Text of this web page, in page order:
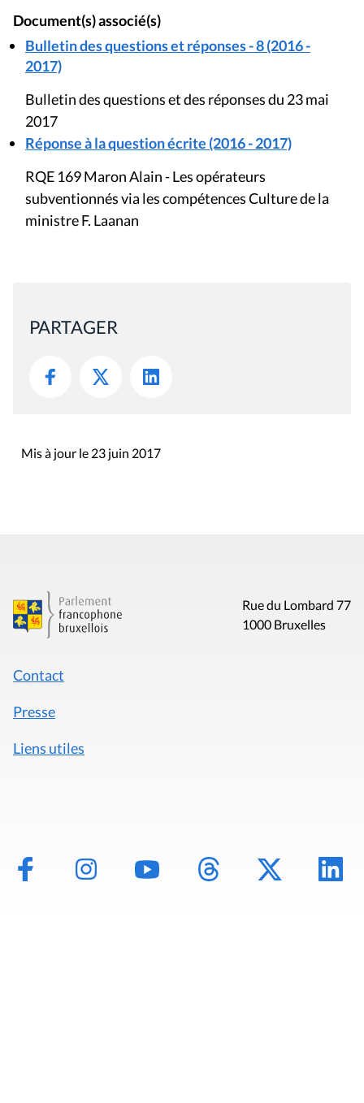
Document(s) associé(s)
Bulletin des questions et réponses - 8 (2016 -
2017)
Bulletin des questions et des réponses du 23 mai
2017
Réponse à la question écrite (2016 - 2017)
RQE 169 Maron Alain - Les opérateurs
subventionnés via les compétences Culture de la
ministre F. Laanan
PARTAGER
Mis à jour le 23 juin 2017
Rue du Lombard 77
1000 Bruxelles
Contact
Presse
Liens utiles